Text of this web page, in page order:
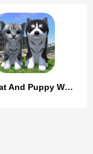
Cute Cat And Puppy World